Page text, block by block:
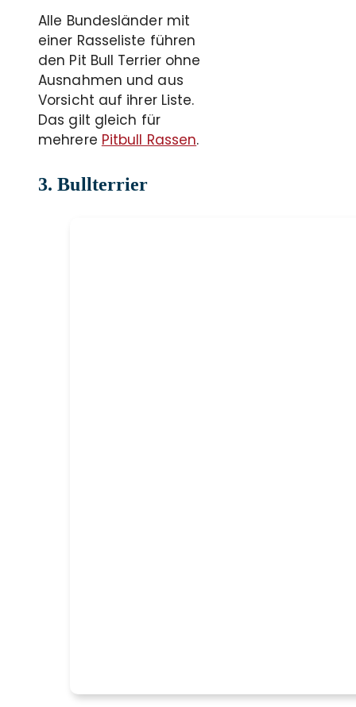
Alle Bundesländer mit
einer Rasseliste führen
den Pit Bull Terrier ohne
Ausnahmen und aus
Vorsicht auf ihrer Liste.
Das gilt gleich für
mehrere Pitbull Rassen.
3. Bullterrier